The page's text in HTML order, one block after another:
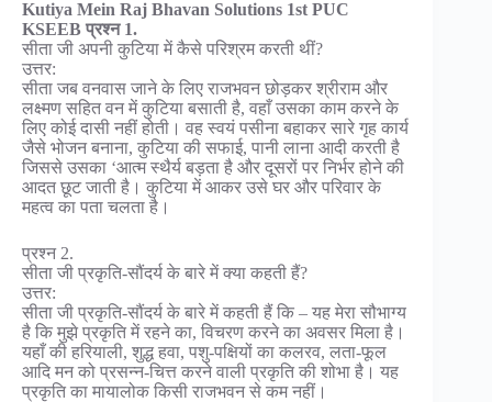
Kutiya Mein Raj Bhavan Solutions 1st PUC
KSEEB प्रश्न 1.
सीता जी अपनी कुटिया में कैसे परिश्रम करती थीं?
उत्तर:
सीता जब वनवास जाने के लिए राजभवन छोड़कर श्रीराम और
लक्ष्मण सहित वन में कुटिया बसाती है, वहाँ उसका काम करने के
लिए कोई दासी नहीं होती। वह स्वयं पसीना बहाकर सारे गृह कार्य
जैसे भोजन बनाना, कुटिया की सफाई, पानी लाना आदी करती है
जिससे उसका ‘आत्म स्थैर्य बड़ता है और दूसरों पर निर्भर होने की
आदत छूट जाती है। कुटिया में आकर उसे घर और परिवार के
महत्व का पता चलता है।
प्रश्न 2.
सीता जी प्रकृति-सौंदर्य के बारे में क्या कहती हैं?
उत्तर:
सीता जी प्रकृति-सौंदर्य के बारे में कहती हैं कि – यह मेरा सौभाग्य
है कि मुझे प्रकृति में रहने का, विचरण करने का अवसर मिला है।
यहाँ की हरियाली, शुद्ध हवा, पशु-पक्षियों का कलरव, लता-फूल
आदि मन को प्रसन्न-चित्त करने वाली प्रकृति की शोभा है। यह
प्रकृति का मायालोक किसी राजभवन से कम नहीं।